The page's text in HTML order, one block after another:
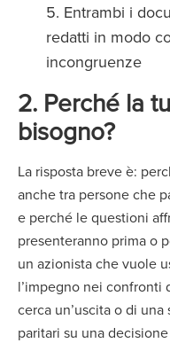
Entrambi i
redatti in modo
incongruenze
2. Perché la
bisogno?
La risposta breve è:
anche tra persone che
e perché le questioni
presenteranno prima o
un azionista che vuole
l’impegno nei confronti
cerca un’uscita o di
paritari su una